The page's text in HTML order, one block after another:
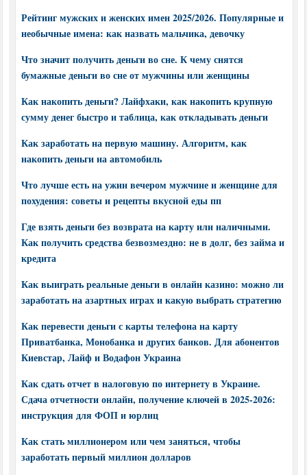
Рейтинг мужских и женских имен 2025/2026. Популярные и
необычные имена: как назвать мальчика, девочку
Что значит получить деньги во сне. К чему снятся
бумажные деньги во сне от мужчины или женщины
Как накопить деньги? Лайфхаки, как накопить крупную
сумму денег быстро и таблица, как откладывать деньги
Как заработать на первую машину. Алгоритм, как
накопить деньги на автомобиль
Что лучше есть на ужин вечером мужчине и женщине для
похудения: советы и рецепты вкусной еды пп
Где взять деньги без возврата на карту или наличными.
Как получить средства безвозмездно: не в долг, без займа и
кредита
Как выиграть реальные деньги в онлайн казино: можно ли
заработать на азартных играх и какую выбрать стратегию
Как перевести деньги с карты телефона на карту
Приватбанка, Монобанка и других банков. Для абонентов
Киевстар, Лайф и Водафон Украина
Как сдать отчет в налоговую по интернету в Украине.
Сдача отчетности онлайн, получение ключей в 2025-2026:
инструкция для ФОП и юрлиц
Как стать миллионером или чем заняться, чтобы
заработать первый миллион долларов